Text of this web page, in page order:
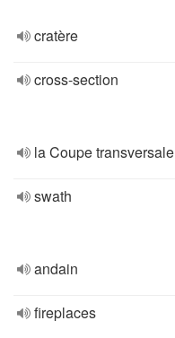
cratère
cross-section
la Coupe transversale
swath
andain
fireplaces